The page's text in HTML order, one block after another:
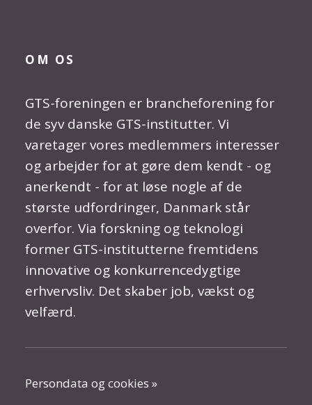
OM OS
GTS-foreningen er brancheforening for
de syv danske GTS-institutter. Vi
varetager vores medlemmers interesser
og arbejder for at gøre dem kendt - og
anerkendt - for at løse nogle af de
største udfordringer, Danmark står
overfor. Via forskning og teknologi
former GTS-institutterne fremtidens
innovative og konkurrencedygtige
erhvervsliv. Det skaber job, vækst og
velfærd.
Persondata og cookies »